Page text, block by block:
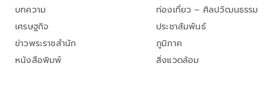
บทความ
เศรษฐกิจ
ข่าวพระราชสำนัก
หนังสือพิมพ์
ท่องเที่ยว – ศิลปวัฒนธรรม
ประชาสัมพันธ์
ภูมิภาค
สิ่งแวดล้อม